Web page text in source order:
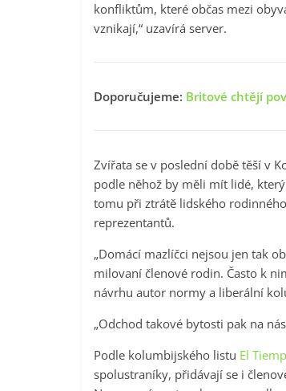
konfliktům, které občas mezi
vznikají,“ uzavírá server.
Doporučujeme: Britové chtějí
Zvířata se v poslední době těší v
podle něhož by měli mít lidé,
tomu při ztrátě lidského
reprezentantů.
„Domácí mazlíčci nejsou jen tak
milovaní členové rodin. Často k
návrhu autor normy a liberální
„Odchod takové bytosti pak na
Podle kolumbijského listu El
spolustraníky, přidávají se i